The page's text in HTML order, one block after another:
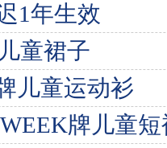
1年生效
童裙子
儿童运动衫
牌儿童短